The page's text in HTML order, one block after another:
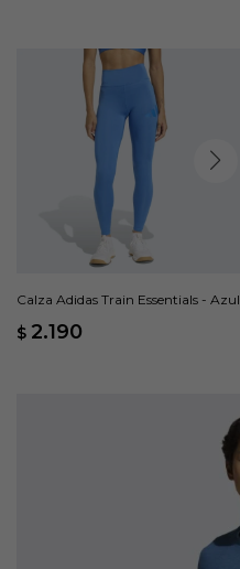
Calza Adidas Train Essentials - Azul
$ 2.190